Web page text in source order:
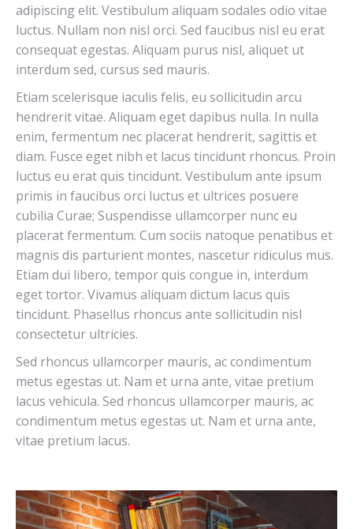
adipiscing elit. Vestibulum aliquam sodales odio vitae
luctus. Nullam non nisl orci. Sed faucibus nisl eu erat
consequat egestas. Aliquam purus nisl, aliquet ut
interdum sed, cursus sed mauris.
Etiam scelerisque iaculis felis, eu sollicitudin arcu
hendrerit vitae. Aliquam eget dapibus nulla. In nulla
enim, fermentum nec placerat hendrerit, sagittis et
diam. Fusce eget nibh et lacus tincidunt rhoncus. Proin
luctus eu erat quis tincidunt. Vestibulum ante ipsum
primis in faucibus orci luctus et ultrices posuere
cubilia Curae; Suspendisse ullamcorper nunc eu
placerat fermentum. Cum sociis natoque penatibus et
magnis dis parturient montes, nascetur ridiculus mus.
Etiam dui libero, tempor quis congue in, interdum
eget tortor. Vivamus aliquam dictum lacus quis
tincidunt. Phasellus rhoncus ante sollicitudin nisl
consectetur ultricies.
Sed rhoncus ullamcorper mauris, ac condimentum
metus egestas ut. Nam et urna ante, vitae pretium
lacus vehicula. Sed rhoncus ullamcorper mauris, ac
condimentum metus egestas ut. Nam et urna ante,
vitae pretium lacus.